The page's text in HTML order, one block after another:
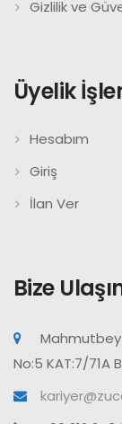
Gizlilik ve
Üyelik
Hesabım
Giriş
İlan Ver
Bize
Mahmutbey
No:5 KAT:7/71A